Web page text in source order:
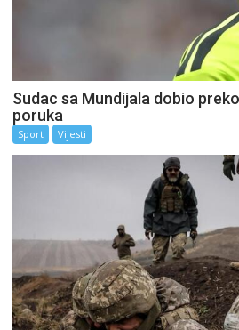
Sudac sa Mundijala dobio
poruka
Sport Vijesti